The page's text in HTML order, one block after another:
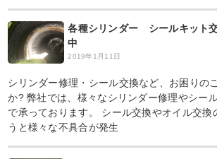
各種シリンダー シールキット
中
2019年1月11日
シリンダー修理・シール交換など、お困りの
か? 弊社では、様々なシリンダー修理やシー
で承っております。 シール交換やオイル交換
うと様々な不具合が発生